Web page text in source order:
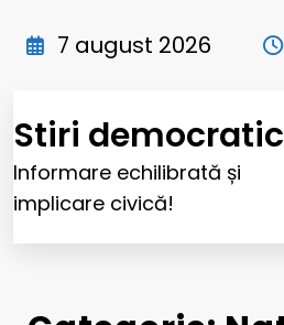
7 august 2026
Stiri
Informare echilibrată și
implicare civică!